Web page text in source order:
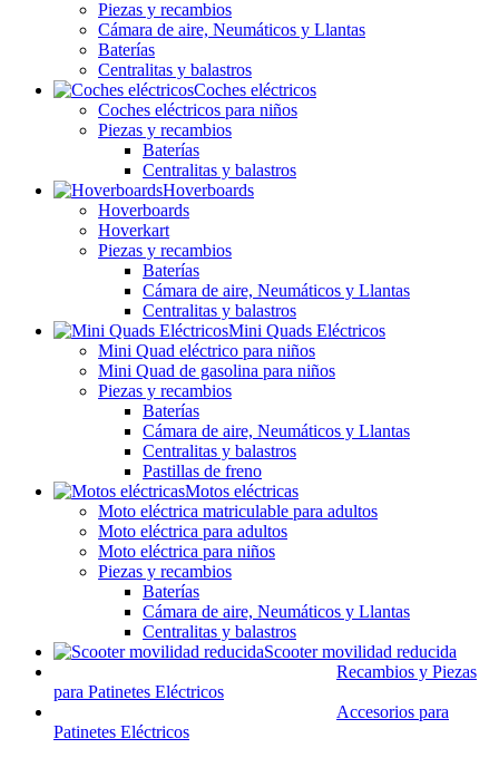
Piezas y recambios
Cámara de aire, Neumáticos y Llantas
Baterías
Centralitas y balastros
Coches eléctricos
Coches eléctricos para niños
Piezas y recambios
Baterías
Centralitas y balastros
Hoverboards
Hoverboards
Hoverkart
Piezas y recambios
Baterías
Cámara de aire, Neumáticos y Llantas
Centralitas y balastros
Mini Quads Eléctricos
Mini Quad eléctrico para niños
Mini Quad de gasolina para niños
Piezas y recambios
Baterías
Cámara de aire, Neumáticos y Llantas
Centralitas y balastros
Pastillas de freno
Motos eléctricas
Moto eléctrica matriculable para adultos
Moto eléctrica para adultos
Moto eléctrica para niños
Piezas y recambios
Baterías
Cámara de aire, Neumáticos y Llantas
Centralitas y balastros
Scooter movilidad reducida
Recambios y Piezas
para Patinetes Eléctricos
Accesorios para
Patinetes Eléctricos